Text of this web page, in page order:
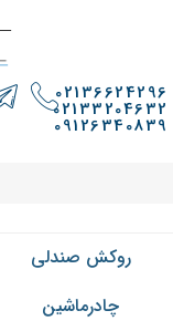
روکش صندلی
چادرماشین
02136624296
02133204632
09126340839